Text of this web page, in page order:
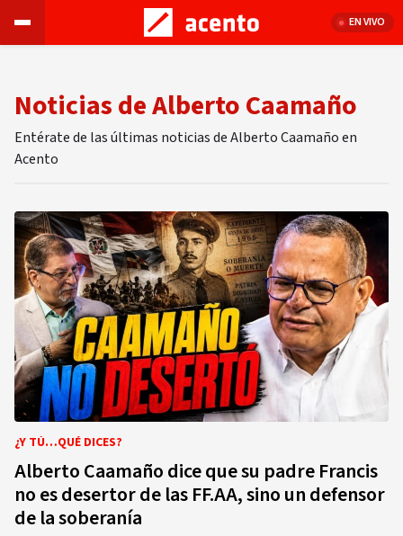
EN VIVO
Noticias de Alberto Caamaño
Entérate de las últimas noticias de Alberto Caamaño en
Acento
¿Y TÚ…QUÉ DICES?
Alberto Caamaño dice que su padre Francis
no es desertor de las FF.AA, sino un defensor
de la soberanía